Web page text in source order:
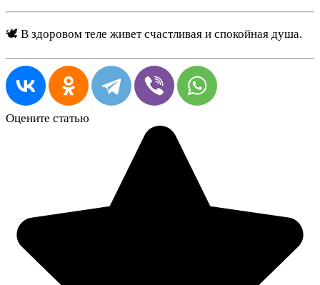
🕊️ В здоровом теле живет счастливая и спокойная душа.
Оцените статью